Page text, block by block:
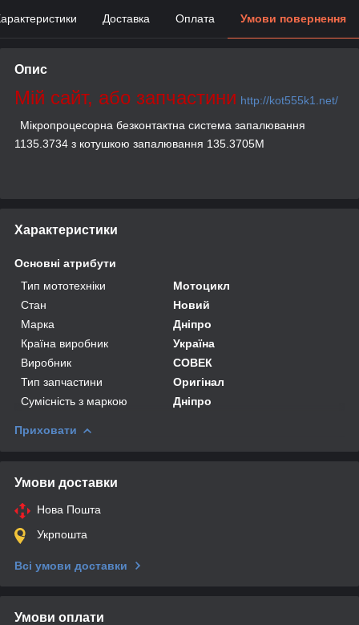
Доставка Оплата Умови повернення
Опис
Мій сайт, або запчастини http://kot555k1.net/
Мікропроцесорна безконтактна система запалювання
1135.3734 з котушкою запалювання 135.3705М
Характеристики
Основні атрибути
Тип мототехніки
Мотоцикл
Стан
Новий
Марка
Дніпро
Країна виробник
Україна
Виробник
СОВЕК
Тип запчастини
Оригінал
Сумісність з маркою
Дніпро
Приховати
Умови доставки
Нова Пошта
Укрпошта
Всі умови доставки
Умови оплати